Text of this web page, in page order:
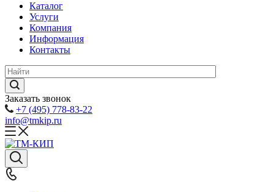
Каталог
Услуги
Компания
Информация
Контакты
Заказать звонок
+7 (495) 778-83-22
info@tmkip.ru